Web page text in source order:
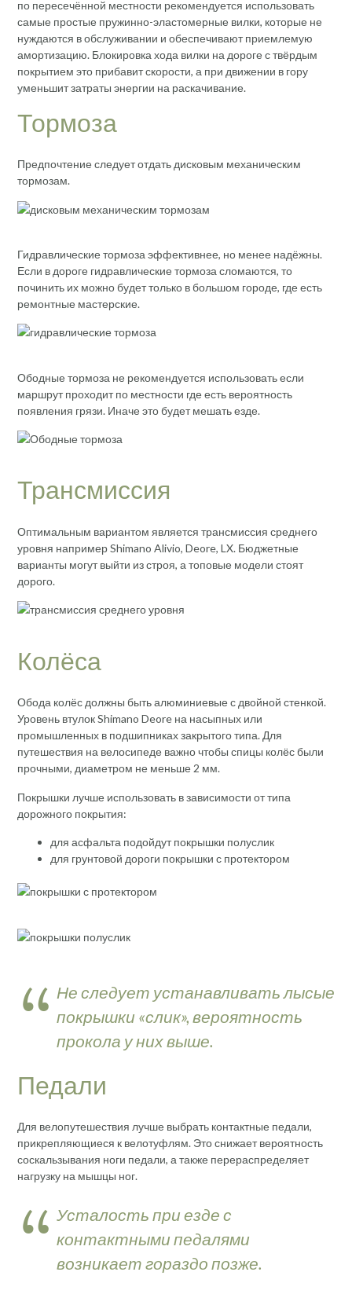
по пересечённой местности рекомендуется использовать
самые простые пружинно-эластомерные вилки, которые не
нуждаются в обслуживании и обеспечивают приемлемую
амортизацию. Блокировка хода вилки на дороге с твёрдым
покрытием это прибавит скорости, а при движении в гору
уменьшит затраты энергии на раскачивание.
Тормоза
Предпочтение следует отдать дисковым механическим
тормозам.
Гидравлические тормоза эффективнее, но менее надёжны.
Если в дороге гидравлические тормоза сломаются, то
починить их можно будет только в большом городе, где есть
ремонтные мастерские.
Ободные тормоза не рекомендуется использовать если
маршрут проходит по местности где есть вероятность
появления грязи. Иначе это будет мешать езде.
Трансмиссия
Оптимальным вариантом является трансмиссия среднего
уровня например Shimano Alivio, Deore, LX. Бюджетные
варианты могут выйти из строя, а топовые модели стоят
дорого.
Колёса
Обода колёс должны быть алюминиевые с двойной стенкой.
Уровень втулок Shimano Deore на насыпных или
промышленных в подшипниках закрытого типа. Для
путешествия на велосипеде важно чтобы спицы колёс были
прочными, диаметром не меньше 2 мм.
Покрышки лучше использовать в зависимости от типа
дорожного покрытия:
для асфальта подойдут покрышки полуслик
для грунтовой дороги покрышки с протектором
Не следует устанавливать лысые
покрышки «слик», вероятность
прокола у них выше.
Педали
Для велопутешествия лучше выбрать контактные педали,
прикрепляющиеся к велотуфлям. Это снижает вероятность
соскальзывания ноги педали, а также перераспределяет
нагрузку на мышцы ног.
Усталость при езде с
контактными педалями
возникает гораздо позже.